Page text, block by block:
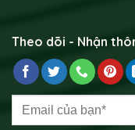
Theo dõi - Nhận